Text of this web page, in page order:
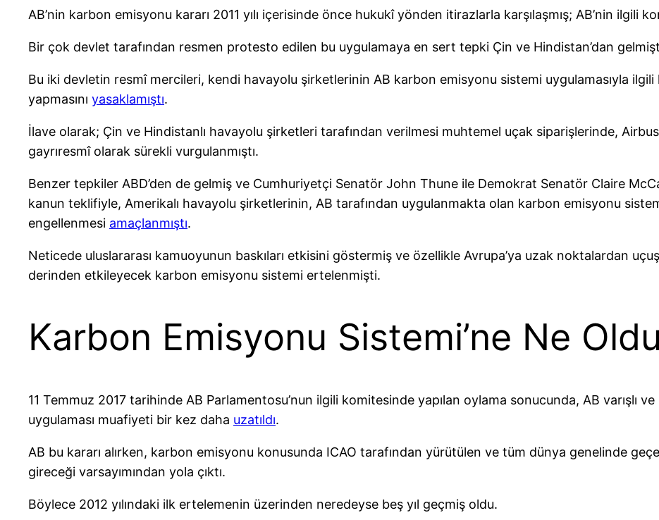
AB’nin karbon emisyonu kararı 2011 yılı içerisinde önce hukukî yönden itirazlarla karşılaşmış; AB’nin ilgili
Bir çok devlet tarafından resmen protesto edilen bu uygulamaya en sert tepki Çin ve Hindistan’dan
Bu iki devletin resmî mercileri, kendi havayolu şirketlerinin AB karbon emisyonu sistemi uygulamasıyla ilgili
yapmasını yasaklamıştı.
İlave olarak; Çin ve Hindistanlı havayolu şirketleri tarafından verilmesi muhtemel uçak siparişlerinde,
gayrıresmî olarak sürekli vurgulanmıştı.
Benzer tepkiler ABD’den de gelmiş ve Cumhuriyetçi Senatör John Thune ile Demokrat Senatör Claire
kanun teklifiyle, Amerikalı havayolu şirketlerinin, AB tarafından uygulanmakta olan karbon emisyonu
engellenmesi amaçlanmıştı.
Neticede uluslararası kamuoyunun baskıları etkisini göstermiş ve özellikle Avrupa’ya uzak noktalardan
derinden etkileyecek karbon emisyonu sistemi ertelenmişti.
Karbon Emisyonu Sistemi’ne Ne
11 Temmuz 2017 tarihinde AB Parlamentosu’nun ilgili komitesinde yapılan oylama sonucunda, AB varışlı ve
uygulaması muafiyeti bir kez daha uzatıldı.
AB bu kararı alırken, karbon emisyonu konusunda ICAO tarafından yürütülen ve tüm dünya genelinde
gireceği varsayımından yola çıktı.
Böylece 2012 yılındaki ilk ertelemenin üzerinden neredeyse beş yıl geçmiş oldu.